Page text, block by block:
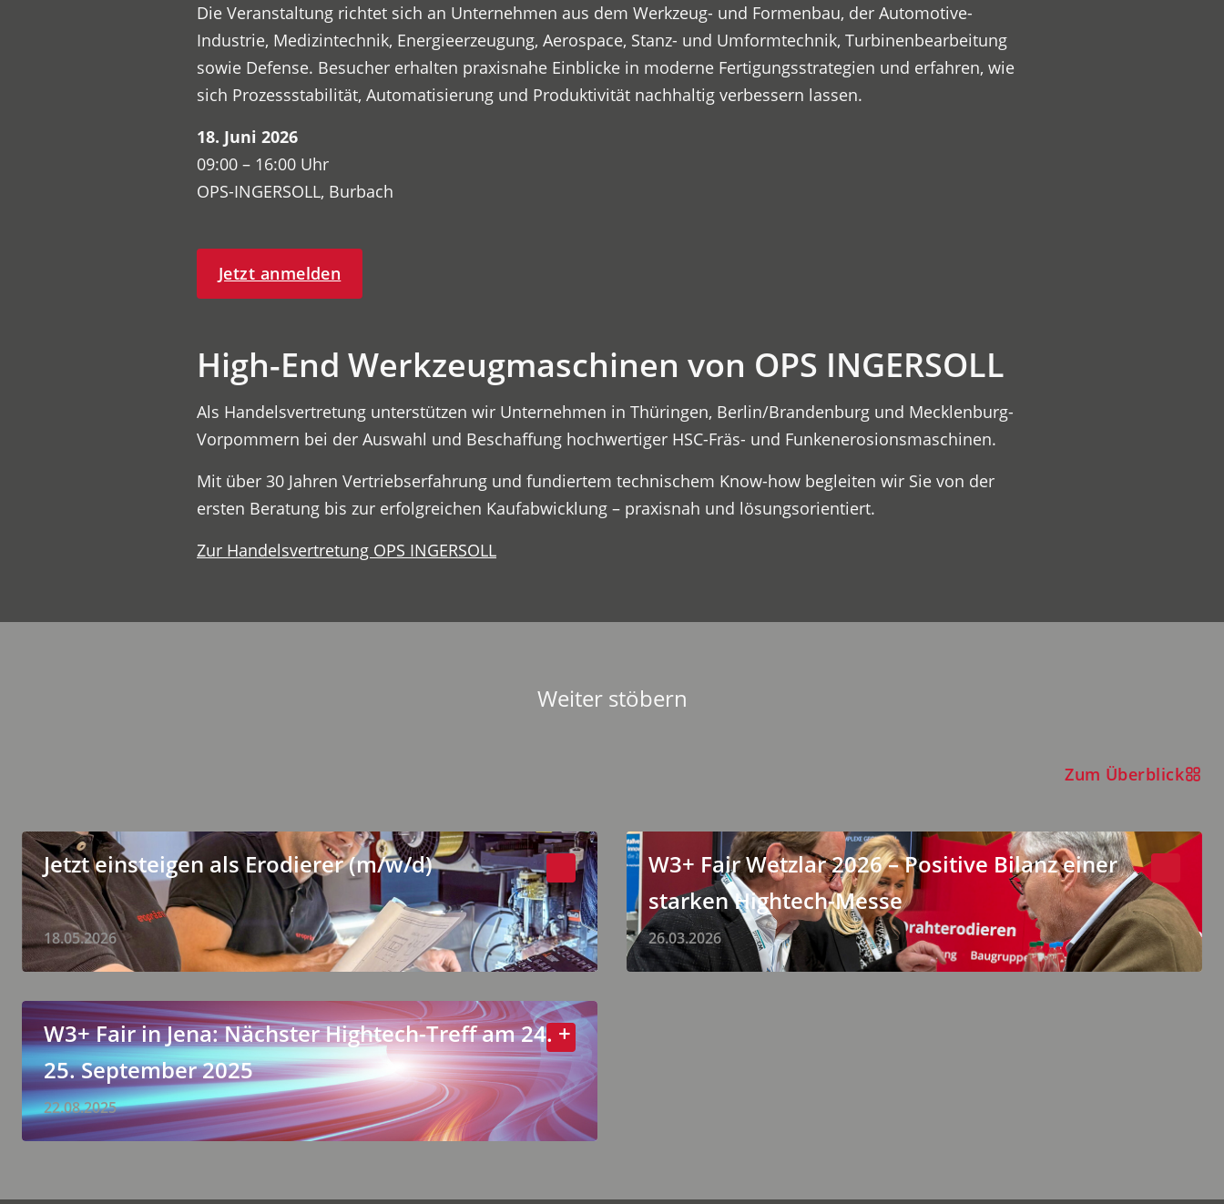
Die Veranstaltung richtet sich an Unternehmen aus dem Werkzeug- und Formenbau, der Automotive-
Industrie, Medizintechnik, Energieerzeugung, Aerospace, Stanz- und Umformtechnik, Turbinenbearbeitung
sowie Defense. Besucher erhalten praxisnahe Einblicke in moderne Fertigungsstrategien und erfahren, wie
sich Prozessstabilität, Automatisierung und Produktivität nachhaltig verbessern lassen.
18. Juni 2026
09:00 – 16:00 Uhr
OPS-INGERSOLL, Burbach
Jetzt anmelden
High-End Werkzeugmaschinen von OPS INGERSOLL
Als Handelsvertretung unterstützen wir Unternehmen in Thüringen, Berlin/Brandenburg und Mecklenburg-
Vorpommern bei der Auswahl und Beschaffung hochwertiger HSC-Fräs- und Funkenerosionsmaschinen.
Mit über 30 Jahren Vertriebserfahrung und fundiertem technischem Know-how begleiten wir Sie von der
ersten Beratung bis zur erfolgreichen Kaufabwicklung – praxisnah und lösungsorientiert.
Zur Handelsvertretung OPS INGERSOLL
Weiter stöbern
Zum Überblick
Jetzt einsteigen als Erodierer (m/w/d)
18.05.2026
W3+ Fair Wetzlar 2026 – Positive Bilanz einer
starken Hightech-Messe
26.03.2026
W3+ Fair in Jena: Nächster Hightech-Treff am 24. +
25. September 2025
22.08.2025